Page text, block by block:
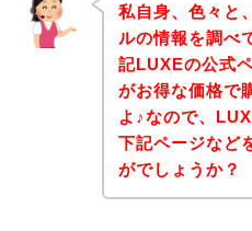
私自身、色々と
ルの情報を調べ
記LUXEの公式
がお得な価格で
よ♪なので、
下記ページなど
がでしょうか？